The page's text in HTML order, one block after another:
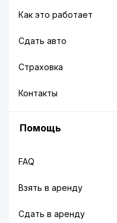
Как это работает
Сдать авто
Страховка
Контакты
Помощь
FAQ
Взять в аренду
Сдать в аренду